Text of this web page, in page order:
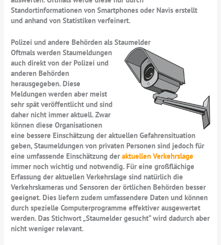
Standortinformationen von Smartphones oder Navis erstellt
und anhand von Statistiken verfeinert.
Polizei und andere Behörden als Staumelder
Oftmals werden Staumeldungen
auch direkt von der Polizei und
anderen Behörden
herausgegeben. Diese
Meldungen werden aber meist
sehr spät veröffentlicht und sind
daher nicht immer aktuell. Zwar
können diese Organisationen
eine bessere Einschätzung der aktuellen Gefahrensituation
geben, Staumeldungen von privaten Personen sind jedoch für
eine umfassende Einschätzung deraktuellen Verkehrslage
immer noch wichtig und notwendig. Für eine großflächige
Erfassung der aktuellen Verkehrslage sind natürlich die
Verkehrskameras und Sensoren der örtlichen Behörden besser
geeignet. Dies liefern zudem umfassendere Daten und können
durch spezielle Computerprogramme effektiver ausgewertet
werden. Das Stichwort „Staumelder gesucht“ wird dadurch aber
nicht weniger relevant.